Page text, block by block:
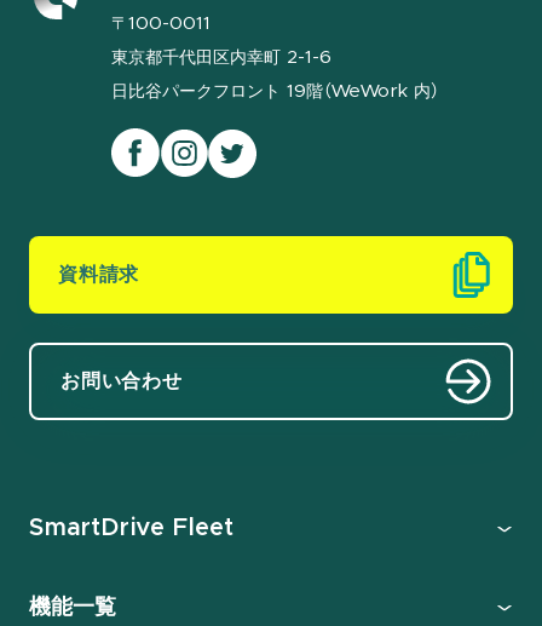
〒100-0011
東京都千代田区内幸町 2-1-6
日比谷パークフロント 19階（WeWork 内）
資料請求
お問い合わせ
SmartDrive Fleet
機能一覧